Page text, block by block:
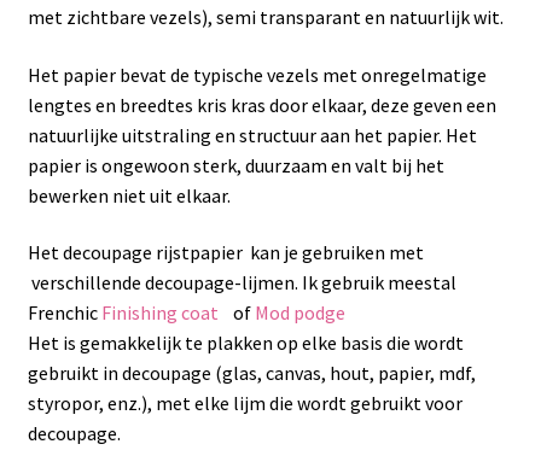
met zichtbare vezels), semi transparant en natuurlijk wit.
Het papier bevat de typische vezels met onregelmatige
lengtes en breedtes kris kras door elkaar, deze geven een
natuurlijke uitstraling en structuur aan het papier. Het
papier is ongewoon sterk, duurzaam en valt bij het
bewerken niet uit elkaar.
Het decoupage rijstpapier kan je gebruiken met
verschillende decoupage-lijmen. Ik gebruik meestal
Frenchic Finishing coat ofMod podge
Het is gemakkelijk te plakken op elke basis die wordt
gebruikt in decoupage (glas, canvas, hout, papier, mdf,
styropor, enz.), met elke lijm die wordt gebruikt voor
decoupage.